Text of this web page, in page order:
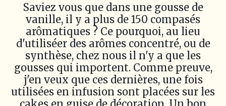
Saviez vous que dans une gousse de
vanille, il y a plus de 150 compasés
arômatiques ? Ce pourquoi, au lieu
d'utiliséer des arômes concentré, ou de
synthèse, chez nous il n'y a que les
gousses qui importent. Comme preuve,
j'en veux que ces dernières, une fois
utilisées en infusion sont placées sur les